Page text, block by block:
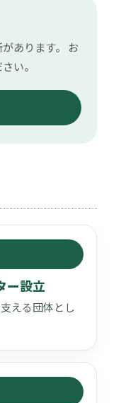
あります。 お
い。
ー設立
える団体とし